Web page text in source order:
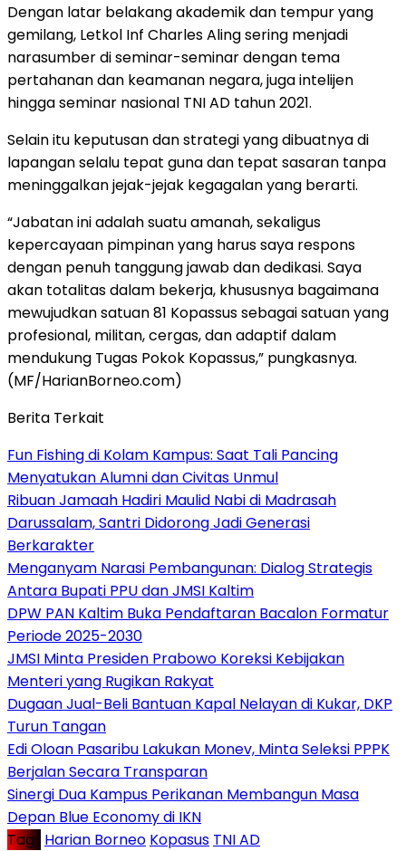
Dengan latar belakang akademik dan tempur yang
gemilang, Letkol Inf Charles Aling sering menjadi
narasumber di seminar-seminar dengan tema
pertahanan dan keamanan negara, juga intelijen
hingga seminar nasional TNI AD tahun 2021.
Selain itu keputusan dan strategi yang dibuatnya di
lapangan selalu tepat guna dan tepat sasaran tanpa
meninggalkan jejak-jejak kegagalan yang berarti.
“Jabatan ini adalah suatu amanah, sekaligus
kepercayaan pimpinan yang harus saya respons
dengan penuh tanggung jawab dan dedikasi. Saya
akan totalitas dalam bekerja, khususnya bagaimana
mewujudkan satuan 81 Kopassus sebagai satuan yang
profesional, militan, cergas, dan adaptif dalam
mendukung Tugas Pokok Kopassus,” pungkasnya.
(MF/HarianBorneo.com)
Berita Terkait
Fun Fishing di Kolam Kampus: Saat Tali Pancing
Menyatukan Alumni dan Civitas Unmul
Ribuan Jamaah Hadiri Maulid Nabi di Madrasah
Darussalam, Santri Didorong Jadi Generasi
Berkarakter
Menganyam Narasi Pembangunan: Dialog Strategis
Antara Bupati PPU dan JMSI Kaltim
DPW PAN Kaltim Buka Pendaftaran Bacalon Formatur
Periode 2025-2030
JMSI Minta Presiden Prabowo Koreksi Kebijakan
Menteri yang Rugikan Rakyat
Dugaan Jual-Beli Bantuan Kapal Nelayan di Kukar, DKP
Turun Tangan
Edi Oloan Pasaribu Lakukan Monev, Minta Seleksi PPPK
Berjalan Secara Transparan
Sinergi Dua Kampus Perikanan Membangun Masa
Depan Blue Economy di IKN
Tag : Harian Borneo Kopasus TNI AD